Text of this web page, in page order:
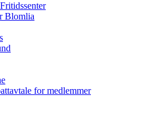
Blomlia
for medlemmer